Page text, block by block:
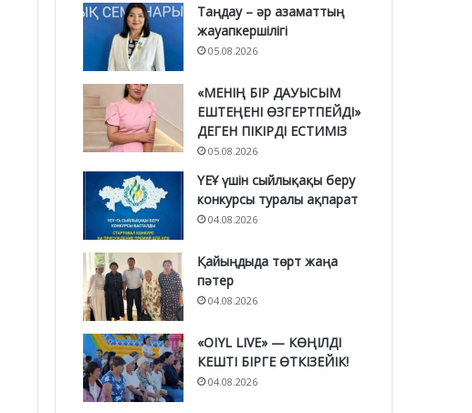
Таңдау – әр азаматтың
жауапкершілігі
05.08.2026
«МЕНІҢ БІР ДАУЫСЫМ
ЕШТЕҢЕНІ ӨЗГЕРТПЕЙДІ»
ДЕГЕН ПІКІРДІ ЕСТИМІЗ
05.08.2026
ҮЕҰ үшін сыйлықақы беру
конкурсы туралы ақпарат
04.08.2026
Қайыңдыда төрт жаңа
пәтер
04.08.2026
«OIYL LIVE» — КӨҢІЛДІ
КЕШТІ БІРГЕ ӨТКІЗЕЙІК!
04.08.2026